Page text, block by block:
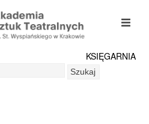
KSIĘGARNIA
Szukaj